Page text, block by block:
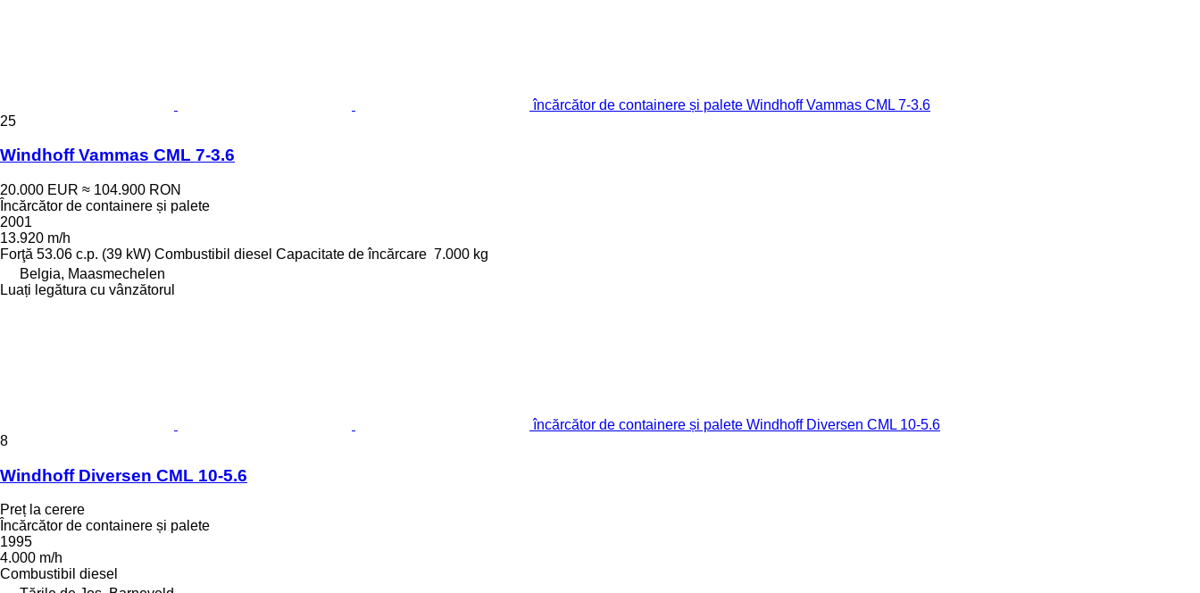
încărcător de containere și palete Windhoff Vammas CML 7-3.6
25
Windhoff Vammas CML 7-3.6
20.000 EUR ≈ 104.900 RON
Încărcător de containere și palete
2001
13.920 m/h
Forţă 53.06 c.p. (39 kW) Combustibil diesel Capacitate de încărcare 7.000 kg
Belgia, Maasmechelen
Luați legătura cu vânzătorul
încărcător de containere și palete Windhoff Diversen CML 10-5.6
8
Windhoff Diversen CML 10-5.6
Preț la cerere
Încărcător de containere și palete
1995
4.000 m/h
Combustibil diesel